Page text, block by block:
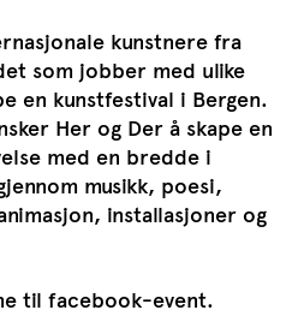
kunstnere fra
som jobber med ulike
en kunstfestival i Bergen.
Her og Der å skape en
med en bredde i
musikk, poesi,
installasjoner og
til facebook-event.